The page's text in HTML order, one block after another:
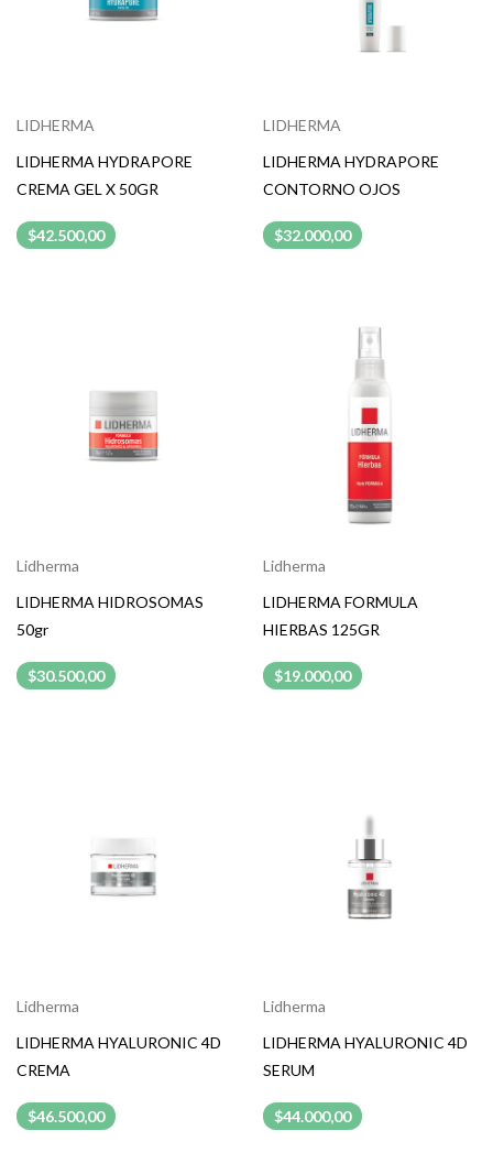
LIDHERMA
LIDHERMA HYDRAPORE
CREMA GEL X 50GR
$42.500,00
LIDHERMA
LIDHERMA HYDRAPORE
CONTORNO OJOS
$32.000,00
Lidherma
LIDHERMA HIDROSOMAS
50gr
$30.500,00
Lidherma
LIDHERMA FORMULA
HIERBAS 125GR
$19.000,00
Lidherma
LIDHERMA HYALURONIC 4D
CREMA
$46.500,00
Lidherma
LIDHERMA HYALURONIC 4D
SERUM
$44.000,00